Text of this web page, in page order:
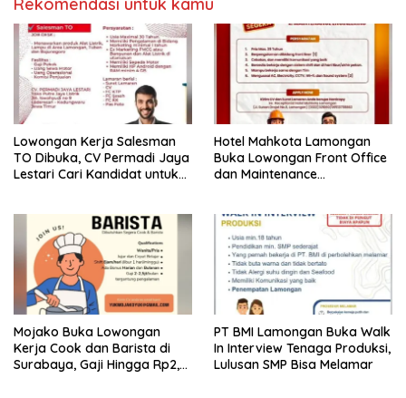
Rekomendasi untuk kamu
Lowongan Kerja Salesman
TO Dibuka, CV Permadi Jaya
Lestari Cari Kandidat untuk
Hotel Mahkota Lamongan
Buka Lowongan Front Office
dan Maintenance
Mojako Buka Lowongan
Kerja Cook dan Barista di
Surabaya, Gaji Hingga Rp2,5
PT BMI Lamongan Buka Walk
In Interview Tenaga Produksi,
Lulusan SMP Bisa Melamar